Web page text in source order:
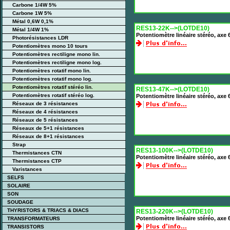
Carbone 1/4W 5%
Carbone 1W 5%
Métal 0,6W 0,1%
Métal 1/4W 1%
Photorésistances LDR
Potentiomètres mono 10 tours
Potentiomètres rectiligne mono lin.
Potentiomètres rectiligne mono log.
Potentiomètres rotatif mono lin.
Potentiomètres rotatif mono log.
Potentiomètres rotatif stéréo lin.
Potentiomètres rotatif stéréo log.
Réseaux de 3 résistances
Réseaux de 4 résistances
Réseaux de 5 résistances
Réseaux de 5+1 résistances
Réseaux de 8+1 résistances
Strap
Thermistances CTN
Thermistances CTP
Varistances
SELFS
SOLAIRE
SON
SOUDAGE
THYRISTORS & TRIACS & DIACS
TRANSFORMATEURS
TRANSISTORS
RES13-22K-->(LOTDE10)
Potentiomètre linéaire stéréo, axe
RES13-47K-->(LOTDE10)
Potentiomètre linéaire stéréo, axe
RES13-100K-->(LOTDE10)
Potentiomètre linéaire stéréo, axe
RES13-220K-->(LOTDE10)
Potentiomètre linéaire stéréo, axe